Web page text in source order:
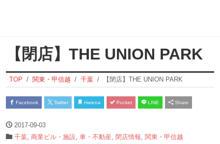
【閉店】THE UNION PARK
TOP 関東・甲信越 千葉 【閉店】THE UNION PARK
Facebook Twitter Hatena Pocket LINE Share
2017-09-03
千葉 商業ビル・施設 車・不動産 閉店情報 関東・甲信越